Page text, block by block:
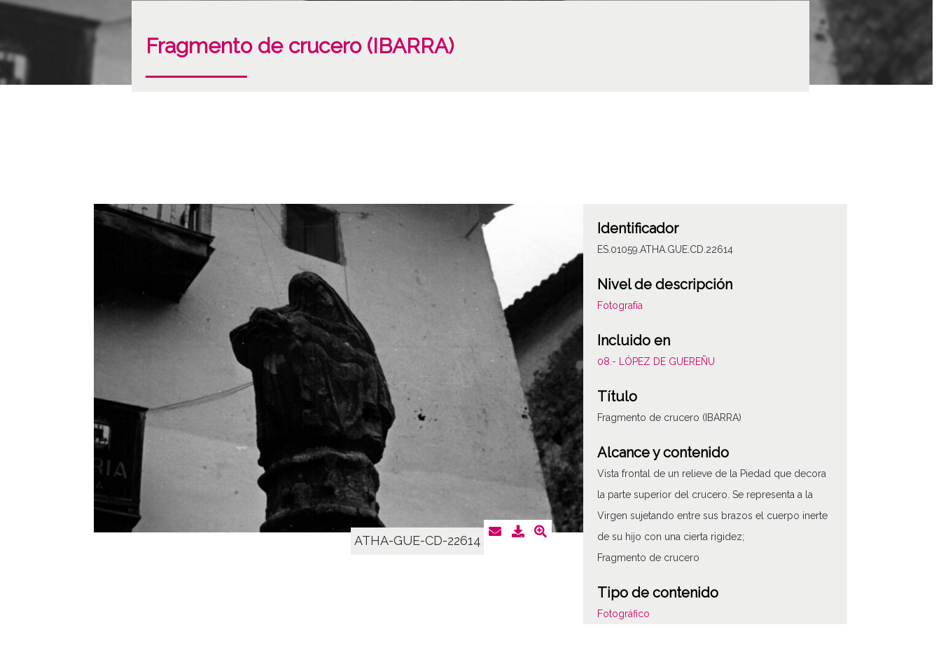
Fragmento de crucero (IBARRA)
ATHA-GUE-CD-22614
Identificador
ES.01059.ATHA.GUE.CD.22614
Nivel de descripción
Fotografía
Incluido en
08.- LÓPEZ DE GUEREÑU
Título
Fragmento de crucero (IBARRA)
Alcance y contenido
Vista frontal de un relieve de la Piedad que decora
la parte superior del crucero. Se representa a la
Virgen sujetando entre sus brazos el cuerpo inerte
de su hijo con una cierta rigidez;
Fragmento de crucero
Tipo de contenido
Fotográfico